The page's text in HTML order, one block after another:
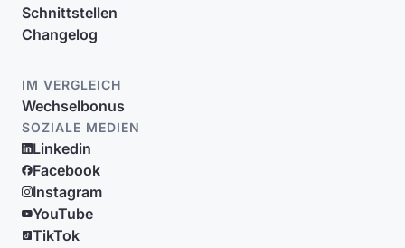
Schnittstellen
Changelog
IM VERGLEICH
Wechselbonus
SOZIALE MEDIEN
Linkedin
Facebook
Instagram
YouTube
TikTok